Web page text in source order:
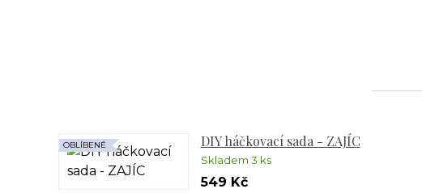
DIY háčkovací sada - ZAJÍC
Skladem 3 ks
OBLÍBENÉ
549 Kč